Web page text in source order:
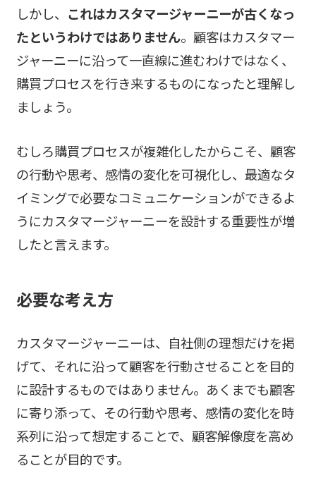
しかし、 これはカスタマージャーニーが古くなっ
たというわけではありません。顧客はカスタマー
ジャーニーに沿って一直線に進むわけではなく、
購買プロセスを行き来するものになったと理解し
ましょう。
むしろ購買プロセスが複雑化したからこそ、顧客
の行動や思考、感情の変化を可視化し、最適なタ
イミングで必要なコミュニケーションができるよ
うにカスタマージャーニーを設計する重要性が増
したと言えます。
必要な考え方
カスタマージャーニーは、自社側の理想だけを掲
げて、それに沿って顧客を行動させることを目的
に設計するものではありません。あくまでも顧客
に寄り添って、その行動や思考、感情の変化を時
系列に沿って想定することで、顧客解像度を高め
ることが目的です。